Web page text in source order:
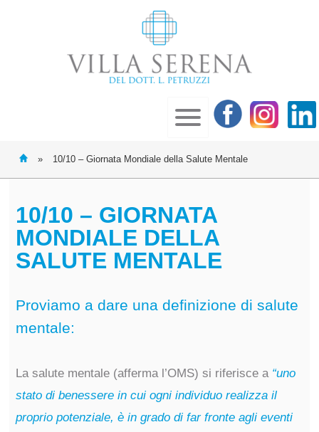
» 10/10 – Giornata Mondiale della Salute Mentale
10/10 – GIORNATA
MONDIALE DELLA
SALUTE MENTALE
Proviamo a dare una definizione di salute
mentale:
La salute mentale (afferma l’OMS) si riferisce a “uno
stato di benessere in cui ogni individuo realizza il
proprio potenziale, è in grado di far fronte agli eventi